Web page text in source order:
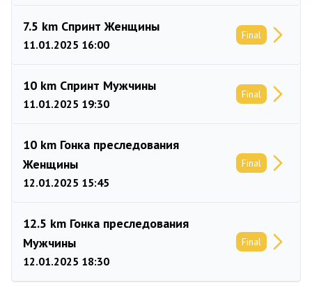
7.5 km Спринт Женщины
11.01.2025 16:00
Final
10 km Спринт Мужчины
11.01.2025 19:30
Final
10 km Гонка преследования
Женщины
12.01.2025 15:45
Final
12.5 km Гонка преследования
Мужчины
12.01.2025 18:30
Final